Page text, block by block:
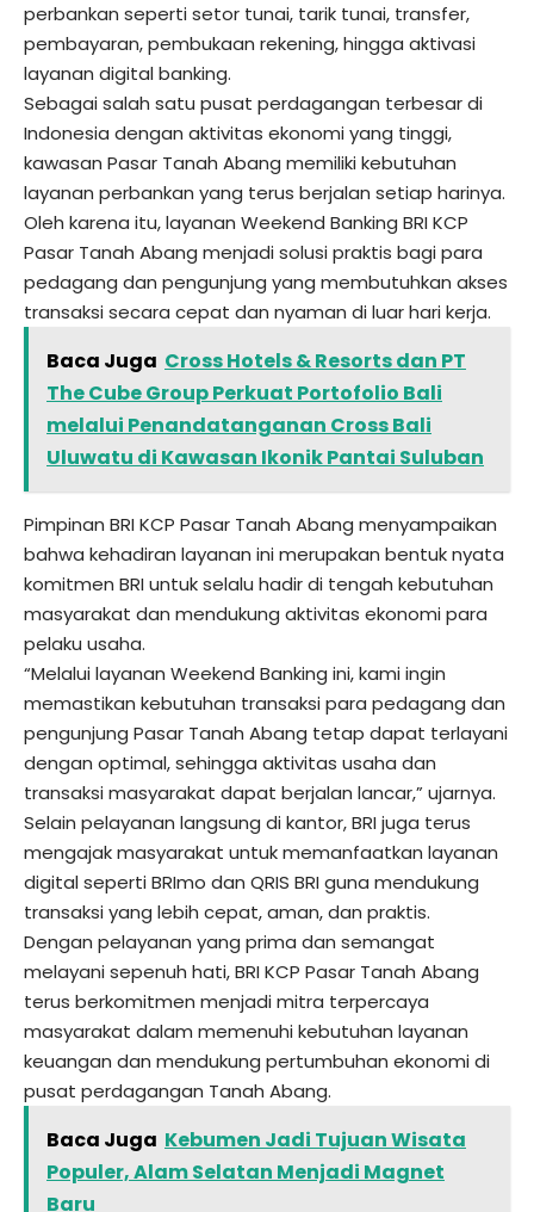
perbankan seperti setor tunai, tarik tunai, transfer,
pembayaran, pembukaan rekening, hingga aktivasi
layanan digital banking.
Sebagai salah satu pusat perdagangan terbesar di
Indonesia dengan aktivitas ekonomi yang tinggi,
kawasan Pasar Tanah Abang memiliki kebutuhan
layanan perbankan yang terus berjalan setiap harinya.
Oleh karena itu, layanan Weekend Banking BRI KCP
Pasar Tanah Abang menjadi solusi praktis bagi para
pedagang dan pengunjung yang membutuhkan akses
transaksi secara cepat dan nyaman di luar hari kerja.
Baca Juga Cross Hotels & Resorts dan PT
The Cube Group Perkuat Portofolio Bali
melalui Penandatanganan Cross Bali
Uluwatu di Kawasan Ikonik Pantai Suluban
Pimpinan BRI KCP Pasar Tanah Abang menyampaikan
bahwa kehadiran layanan ini merupakan bentuk nyata
komitmen BRI untuk selalu hadir di tengah kebutuhan
masyarakat dan mendukung aktivitas ekonomi para
pelaku usaha.
“Melalui layanan Weekend Banking ini, kami ingin
memastikan kebutuhan transaksi para pedagang dan
pengunjung Pasar Tanah Abang tetap dapat terlayani
dengan optimal, sehingga aktivitas usaha dan
transaksi masyarakat dapat berjalan lancar,” ujarnya.
Selain pelayanan langsung di kantor, BRI juga terus
mengajak masyarakat untuk memanfaatkan layanan
digital seperti BRImo dan QRIS BRI guna mendukung
transaksi yang lebih cepat, aman, dan praktis.
Dengan pelayanan yang prima dan semangat
melayani sepenuh hati, BRI KCP Pasar Tanah Abang
terus berkomitmen menjadi mitra terpercaya
masyarakat dalam memenuhi kebutuhan layanan
keuangan dan mendukung pertumbuhan ekonomi di
pusat perdagangan Tanah Abang.
Baca Juga Kebumen Jadi Tujuan Wisata
Populer, Alam Selatan Menjadi Magnet
Baru